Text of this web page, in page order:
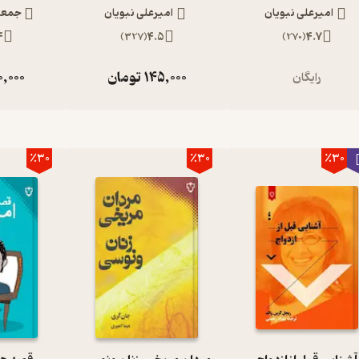
امیرعلی نبویان
4.7
(
270
)
رایگان
امیرعلی نبویان
4.5
(
327
)
145,000تومان
٪30 ٪30 ٪30